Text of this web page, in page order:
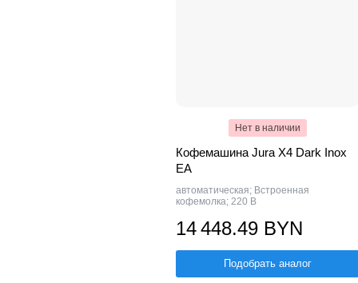
Нет в наличии
Кофемашина Jura X4 Dark Inox
EA
автоматическая; Встроенная
кофемолка; 220 В
14 448.49 BYN
Подобрать аналог